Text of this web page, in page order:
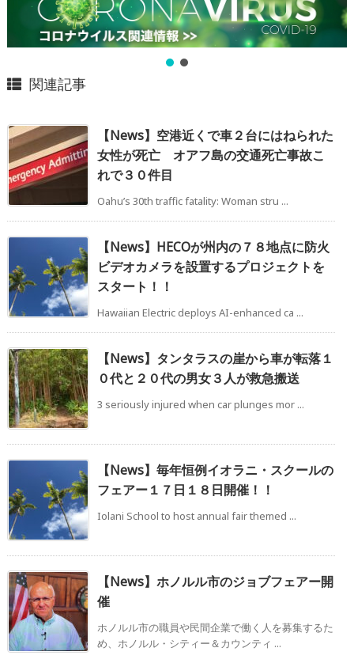
関連記事
【News】空港近くで車２台にはねられた
女性が死亡 オアフ島の交通死亡事故こ
れで３０件目
Oahu’s 30th traffic fatality: Woman stru ...
【News】HECOが州内の７８地点に防火
ビデオカメラを設置するプロジェクトを
スタート！！
Hawaiian Electric deploys AI-enhanced ca ...
【News】タンタラスの崖から車が転落１
０代と２０代の男女３人が救急搬送
3 seriously injured when car plunges mor ...
【News】毎年恒例イオラニ・スクールの
フェアー１７日１８日開催！！
Iolani School to host annual fair themed ...
【News】ホノルル市のジョブフェアー開
催
ホノルル市の職員や民間企業で働く人を募集するた
め、ホノルル・シティー＆カウンティ ...